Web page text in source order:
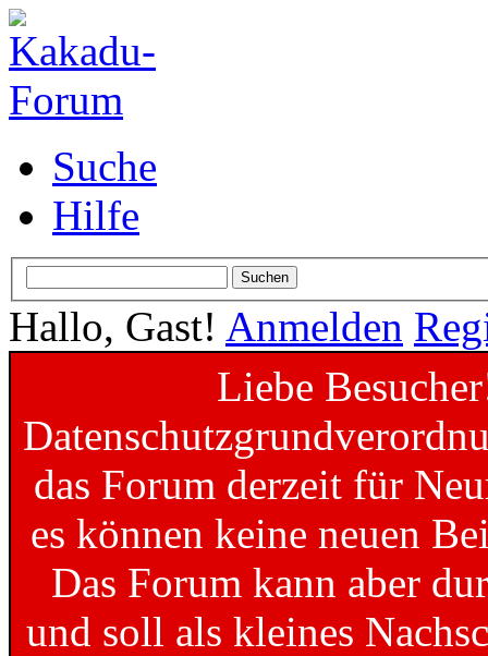
Suche
Hilfe
Hallo, Gast! Anmelden
Liebe
das Forum derzeit für
es können keine neuen
Das Forum kann aber
und soll als kleines